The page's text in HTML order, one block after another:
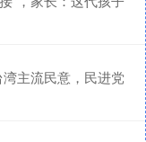
主流民意，民进党